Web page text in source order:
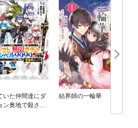
いた仲間達にダ
ン奥地で殺され
結界師の一輪華